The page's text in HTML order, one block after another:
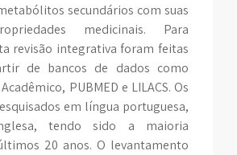
secundários com suas
medicinais. Para
revisão integrativa foram feitas
de bancos de dados como
PUBMED e LILACS. Os
em língua portuguesa,
tendo sido a maioria
20 anos. O levantamento